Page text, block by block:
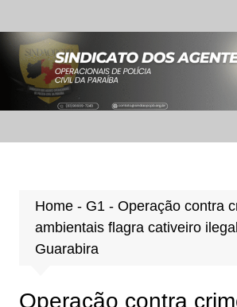
para
conteúdo
Home- G1 - Operação contra
ambientais flagra cativeiro
Guarabira
Operação contra